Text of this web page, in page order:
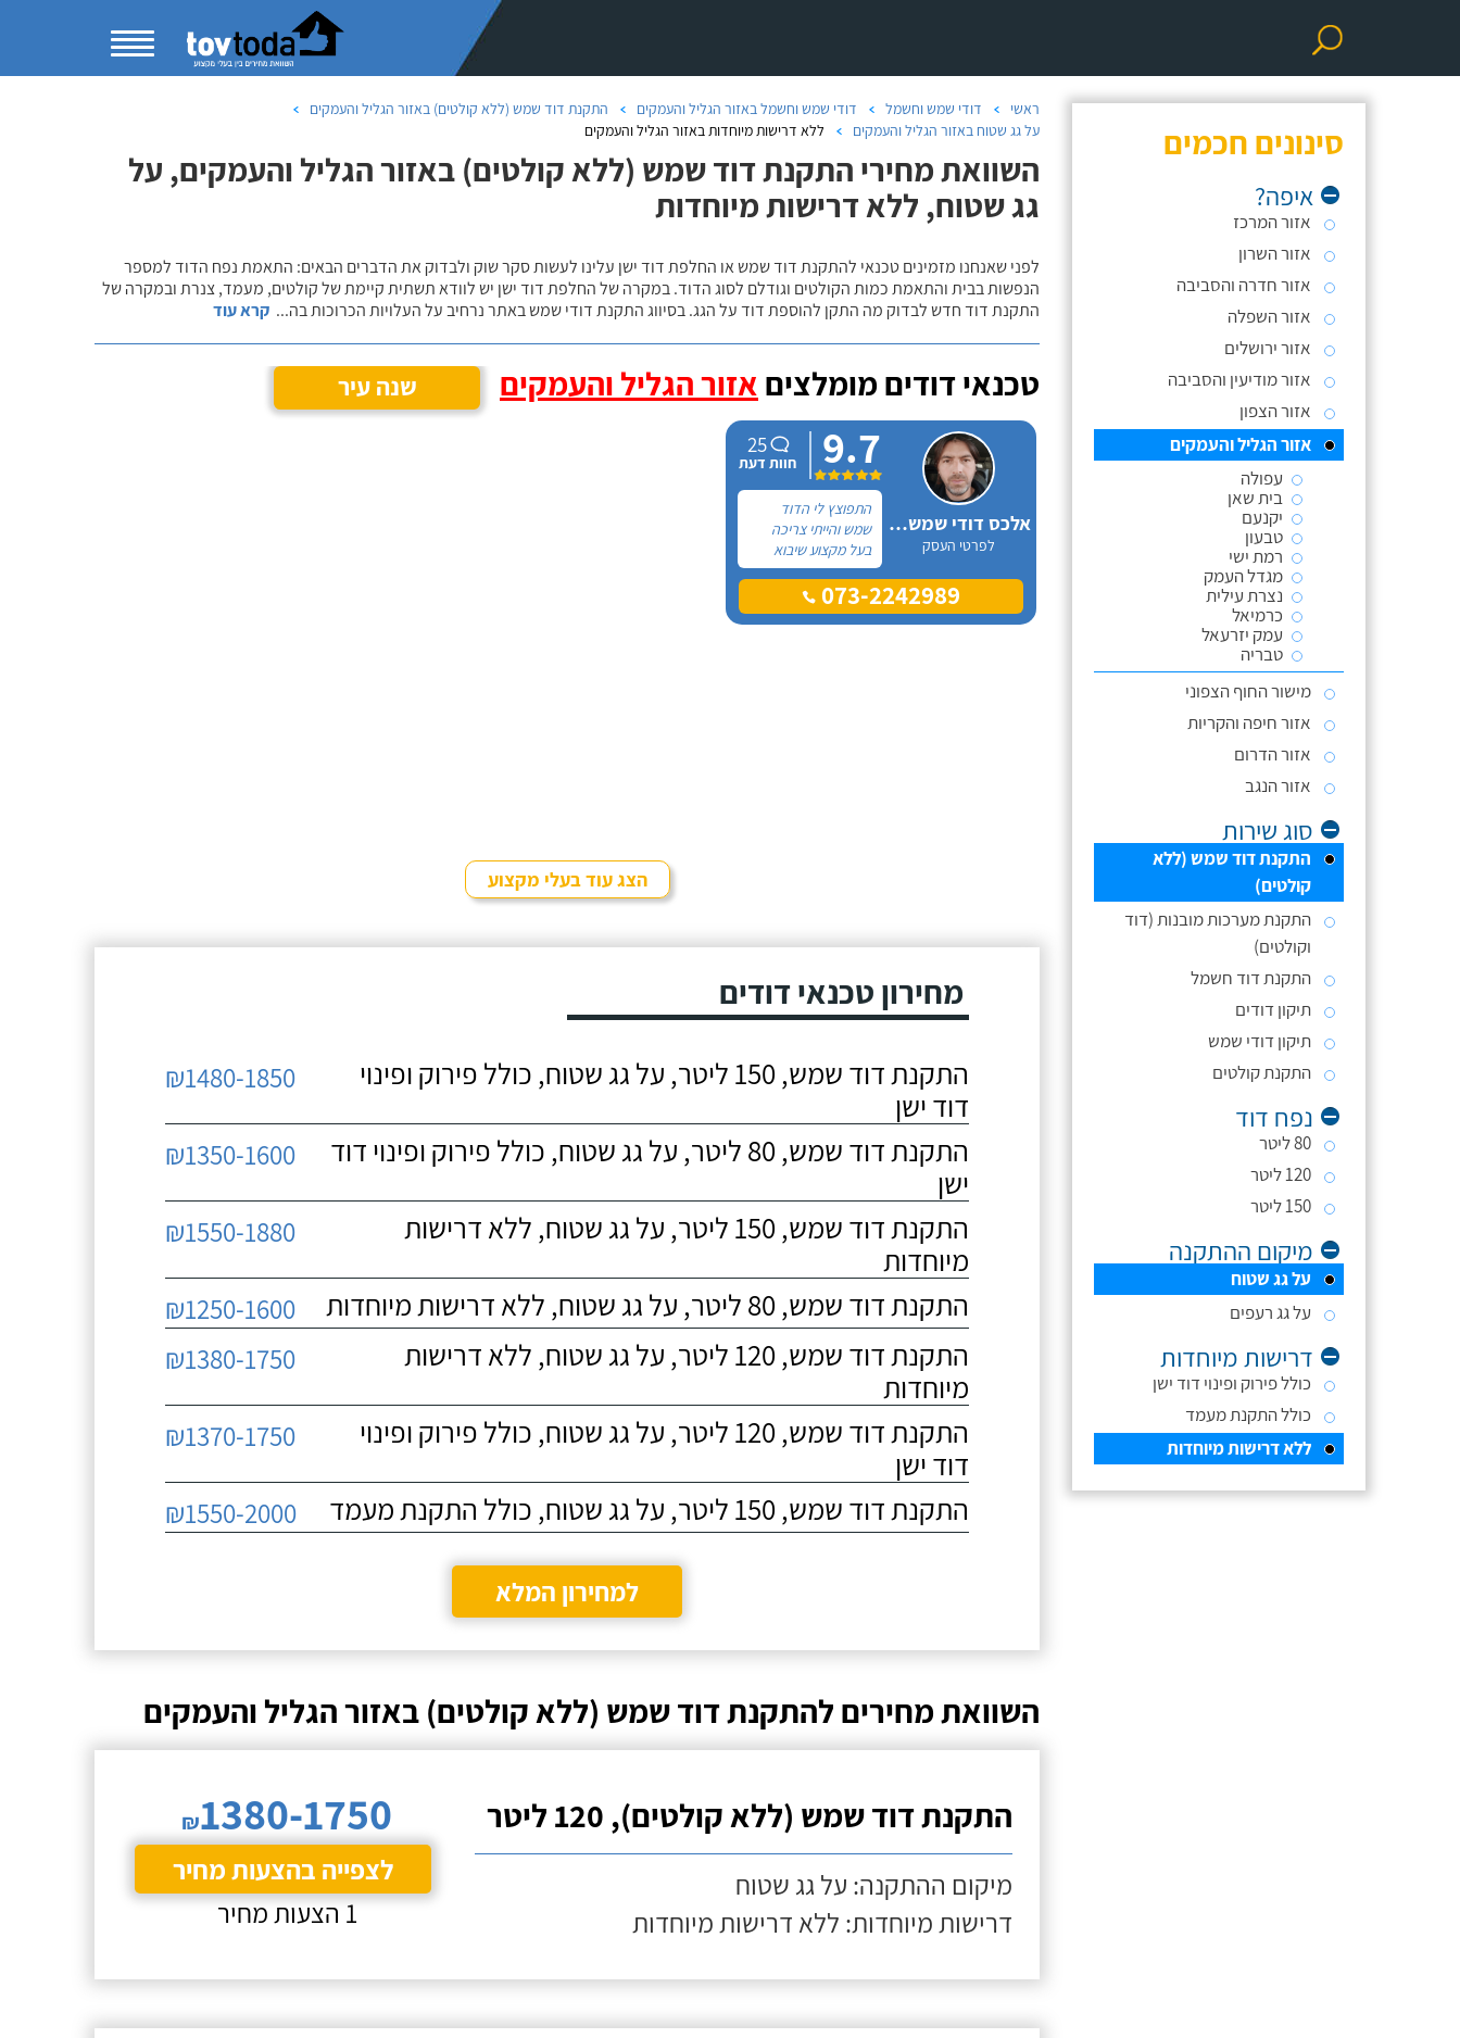
סינונים חכמים
איפה?
אזור המרכז
אזור השרון
אזור חדרה והסביבה
אזור השפלה
אזור ירושלים
אזור מודיעין והסביבה
אזור הצפון
אזור הגליל והעמקים
עפולה
בית שאן
יקנעם
טבעון
רמת ישי
מגדל העמק
נצרת עילית
כרמיאל
עמק יזרעאל
טבריה
מישור החוף הצפוני
אזור חיפה והקריות
אזור הדרום
אזור הנגב
סוג שירות
התקנת דוד שמש (ללא
קולטים)
התקנת מערכות מובנות (דוד
וקולטים)
התקנת דוד חשמל
תיקון דודים
תיקון דודי שמש
התקנת קולטים
נפח דוד
80 ליטר
120 ליטר
150 ליטר
מיקום ההתקנה
על גג שטוח
על גג רעפים
דרישות מיוחדות
כולל פירוק ופינוי דוד ישן
כולל התקנת מעמד
ללא דרישות מיוחדות
ראשי דודי שמש וחשמל דודי שמש וחשמל באזור הגליל והעמקים
התקנת דוד שמש (ללא קולטים) באזור הגליל והעמקים
על גג שטוח באזור הגליל והעמקים
ללא דרישות מיוחדות באזור הגליל והעמקים
השוואת מחירי התקנת דוד שמש (ללא קולטים) באזור הגליל והעמקים, על
גג שטוח, ללא דרישות מיוחדות
לפני שאנחנו מזמינים טכנאי להתקנת דוד שמש או החלפת דוד ישן עלינו לעשות סקר שוק ולבדוק את הדברים הבאים: התאמת נפח הדוד למספר
הנפשות בבית והתאמת כמות הקולטים וגודלם לסוג הדוד. במקרה של החלפת דוד ישן יש לוודא תשתית קיימת של קולטים, מעמד, צנרת ובמקרה של
התקנת דוד חדש לבדוק מה התקן להוספת דוד על הגג. בסיווג התקנת דודי שמש באתר נרחיב על העלויות הכרוכות בה... קרא עוד
טכנאי דודים מומלצים אזור הגליל והעמקים שנה עיר
אלכס דודי שמש וחשמל
לפרטי העסק
9.7
25
חוות דעת
התפוצץ לי הדוד
שמש והייתי צריכה
בעל מקצוע שיבוא
לתקן, כתבתי בגוגל
טכנאי דודים ואז
הגעתי לקבוצה של073-2242989
הצג עוד בעלי מקצוע
מחירון טכנאי דודים
התקנת דוד שמש, 150 ליטר, על גג שטוח, כולל פירוק ופינוי
דוד ישן
₪1480-1850
התקנת דוד שמש, 80 ליטר, על גג שטוח, כולל פירוק ופינוי דוד
ישן
₪1350-1600
התקנת דוד שמש, 150 ליטר, על גג שטוח, ללא דרישות
מיוחדות
₪1550-1880
התקנת דוד שמש, 80 ליטר, על גג שטוח, ללא דרישות מיוחדות ₪1250-1600
התקנת דוד שמש, 120 ליטר, על גג שטוח, ללא דרישות
מיוחדות
₪1380-1750
התקנת דוד שמש, 120 ליטר, על גג שטוח, כולל פירוק ופינוי
דוד ישן
₪1370-1750
התקנת דוד שמש, 150 ליטר, על גג שטוח, כולל התקנת מעמד ₪1550-2000
למחירון המלא
השוואת מחירים להתקנת דוד שמש (ללא קולטים) באזור הגליל והעמקים
התקנת דוד שמש (ללא קולטים), 120 ליטר
מיקום ההתקנה: על גג שטוח
דרישות מיוחדות: ללא דרישות מיוחדות
₪1380-1750
לצפייה בהצעות מחיר
1 הצעות מחיר